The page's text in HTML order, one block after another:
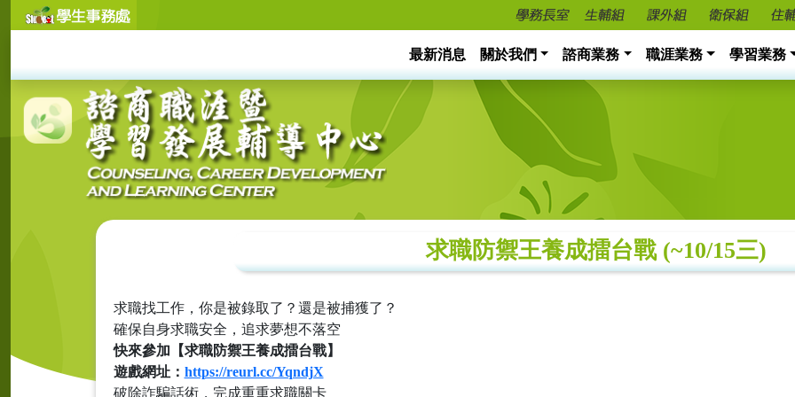
最新消息 關於我們 諮商業務 職涯業務 學習業務
求職防禦王養成擂台戰 (~10/15三)
求職找工作，你是被錄取了？還是被捕獲了？
確保自身求職安全，追求夢想不落空
快來參加【求職防禦王養成擂台戰】
遊戲網址： https://reurl.cc/YqndjX
破除詐騙話術，完成重重求職關卡